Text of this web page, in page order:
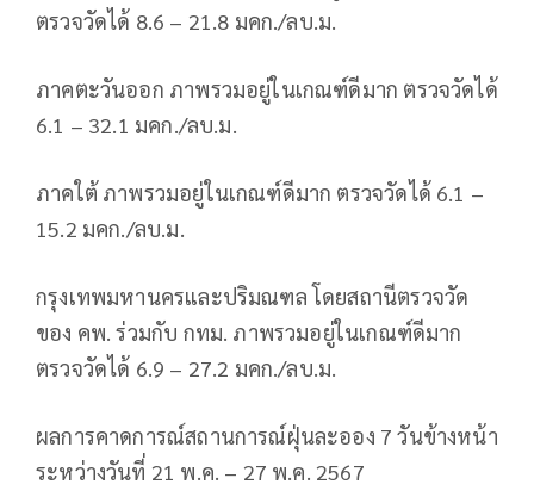
ตรวจวัดได้ 8.6 – 21.8 มคก./ลบ.ม.
ภาคตะวันออก ภาพรวมอยู่ในเกณฑ์ดีมาก ตรวจวัดได้
6.1 – 32.1 มคก./ลบ.ม.
ภาคใต้ ภาพรวมอยู่ในเกณฑ์ดีมาก ตรวจวัดได้ 6.1 –
15.2 มคก./ลบ.ม.
กรุงเทพมหานครและปริมณฑล โดยสถานีตรวจวัด
ของ คพ. ร่วมกับ​ ​กทม. ภาพรวมอยู่ในเกณฑ์ดีมาก
ตรวจวัดได้ 6.9 – 27.2 มคก./ลบ.ม.
ผลการคาดการณ์สถานการณ์ฝุ่นละออง 7 วันข้างหน้า
ระหว่างวันที่ 21 พ.ค. – 27 พ.ค. 2567